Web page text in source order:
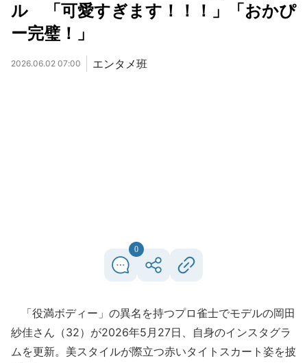
ル 「可愛すぎます！！！」「おかぴ
ー完璧！」
2026.06.02 07:00 エンタメ班
0
「役満ボディー」の異名を持つプロ雀士でモデルの岡田
紗佳さん（32）が2026年5月27日、自身のインスタグラ
ムを更新。美スタイルが際立つ赤いタイトスカート姿を披